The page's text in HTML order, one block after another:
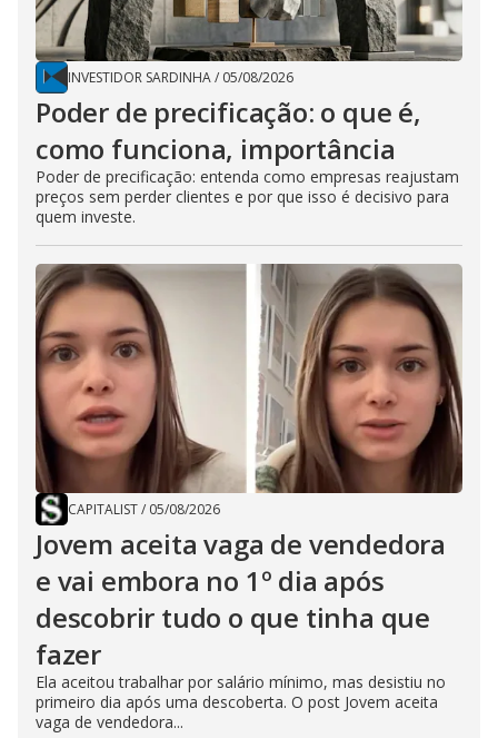
INVESTIDOR SARDINHA/ 05/08/2026
Poder de precificação: o que é,
como funciona, importância
Poder de precificação: entenda como empresas reajustam
preços sem perder clientes e por que isso é decisivo para
quem investe.
CAPITALIST/ 05/08/2026
Jovem aceita vaga de vendedora
e vai embora no 1º dia após
descobrir tudo o que tinha que
fazer
Ela aceitou trabalhar por salário mínimo, mas desistiu no
primeiro dia após uma descoberta. O post Jovem aceita
vaga de vendedora...